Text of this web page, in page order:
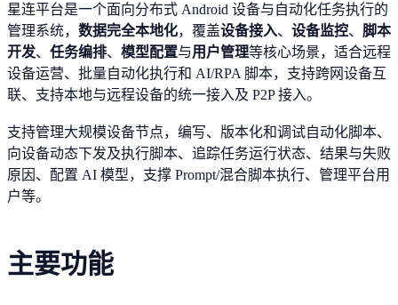
星连平台是一个面向分布式 Android 设备与自动化任务执行的
管理系统， 数据完全本地化，覆盖设备接入、 设备监控、 脚本
开发、 任务编排、 模型配置与用户管理等核心场景，适合远程
设备运营、批量自动化执行和 AI/RPA 脚本，支持跨网设备互
联、支持本地与远程设备的统一接入及 P2P 接入。
支持管理大规模设备节点，编写、版本化和调试自动化脚本、
向设备动态下发及执行脚本、追踪任务运行状态、结果与失败
原因、配置 AI 模型，支撑 Prompt/混合脚本执行、管理平台用
户等。
主要功能